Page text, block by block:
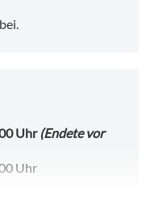
Uhr(Endete vor
Uhr